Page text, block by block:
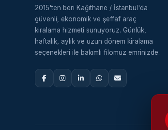
2015'ten beri Kağıthane / İstanbul'da
güvenli, ekonomik ve şeffaf araç
kiralama hizmeti sunuyoruz. Günlük,
haftalık, aylık ve uzun dönem kiralama
seçenekleri ile bakımlı filomuz emrinizde.